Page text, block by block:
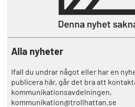
Alla nyheter
Ifall du undrar något eller har en
publicera här, går det bra att
kommunikationsavdelningen,
kommunikation@trollhattan.se